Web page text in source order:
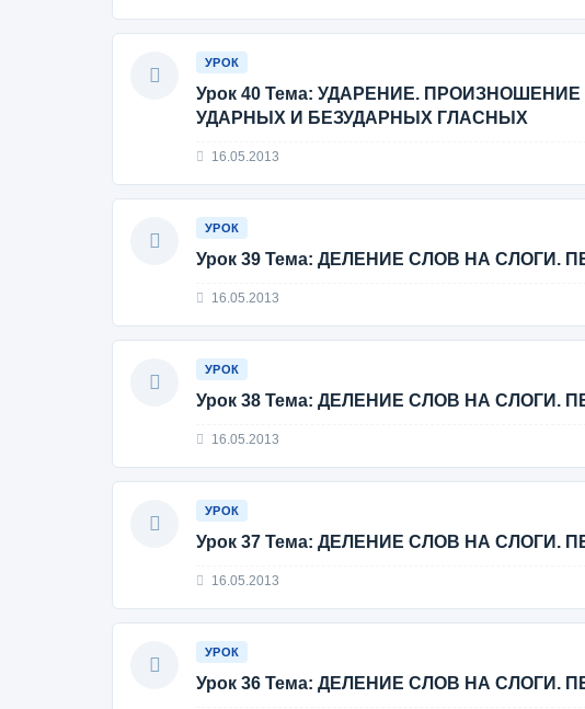
УРОК
Урок 40 Тема: УДАРЕНИЕ.
УДАРНЫХ И БЕЗУДАРНЫХ ГЛАСНЫХ
16.05.2013
УРОК
Урок 39 Тема: ДЕЛЕНИЕ СЛОВ НА СЛОГИ.
16.05.2013
УРОК
Урок 38 Тема: ДЕЛЕНИЕ СЛОВ НА СЛОГИ.
16.05.2013
УРОК
Урок 37 Тема: ДЕЛЕНИЕ СЛОВ НА СЛОГИ.
16.05.2013
УРОК
Урок 36 Тема: ДЕЛЕНИЕ СЛОВ НА СЛОГИ.